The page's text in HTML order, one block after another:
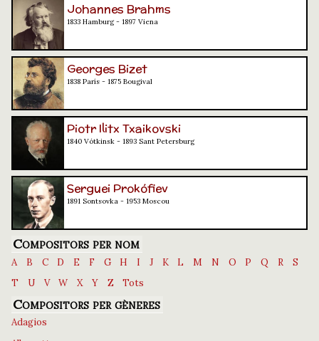
Johannes Brahms
1833 Hamburg - 1897 Viena
Georges Bizet
1838 París - 1875 Bougival
Piotr Ilitx Txaikovski
1840 Vótkinsk - 1893 Sant Petersburg
Serguei Prokófiev
1891 Sontsovka - 1953 Moscou
Compositors per nom
A B C D E F G H I J K L M N O P Q R
S
T
U V W X Y Z Tots
Compositors per gèneres
Adagios